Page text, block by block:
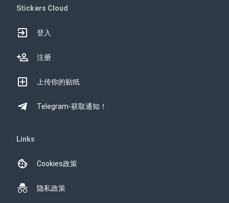
Stickers Cloud
登入
注册
上传你的贴纸
Telegram-获取通知！
Links
Cookies政策
隐私政策